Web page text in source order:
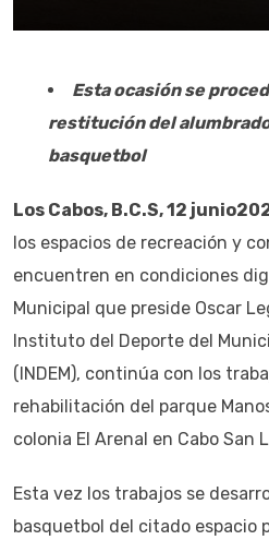
Esta ocasión se
restitución del
basquetbol
Los Cabos, B.C.S, 12
los espacios de recreación y
encuentren en condiciones
Municipal que preside Oscar
Instituto del Deporte del
(INDEM), continúa con los
rehabilitación del parque
colonia El Arenal en Cabo San
Esta vez los trabajos se
basquetbol del citado espacio